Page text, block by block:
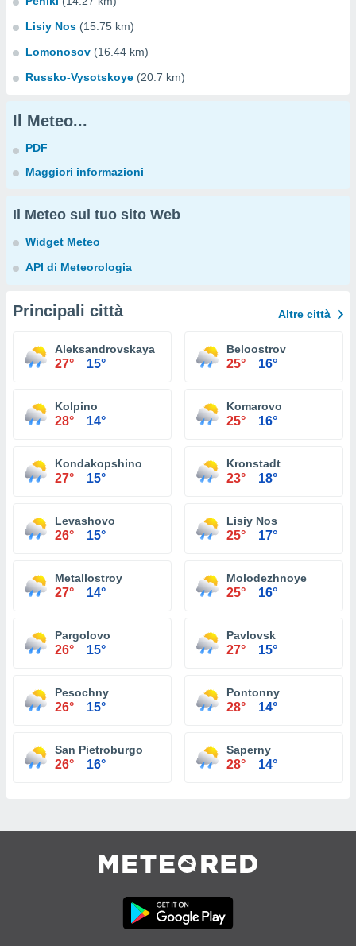
Lisiy Nos (15.75 km)
Lomonosov (16.44 km)
Russko-Vysotskoye (20.7 km)
Il Meteo...
PDF
Maggiori informazioni
Il Meteo sul tuo sito Web
Widget Meteo
API di Meteorologia
Principali città Altre città
Aleksandrovskaya
27° 15°
Beloostrov
25° 16°
Kolpino
28° 14°
Komarovo
25° 16°
Kondakopshino
27° 15°
Kronstadt
23° 18°
Levashovo
26° 15°
Lisiy Nos
25° 17°
Metallostroy
27° 14°
Molodezhnoye
25° 16°
Pargolovo
26° 15°
Pavlovsk
27° 15°
Pesochny
26° 15°
Pontonny
28° 14°
San Pietroburgo
26° 16°
Saperny
28° 14°